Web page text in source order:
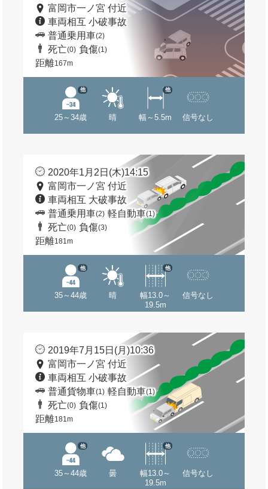
富岡市一ノ宮 付近
車両相互 小破事故
普通乗用車(2)
死亡(0) 負傷(1)
距離167m
25～34歳
他
晴 幅～5.5m
他
信号なし
2020年1月2日(木)14:15
富岡市一ノ宮 付近
車両相互 大破事故
普通乗用車(2) 軽自動車(1)
死亡(0) 負傷(3)
距離181m
35～44歳
他
晴
幅13.0～
19.5m
他
信号なし
2019年7月15日(月)10:36
富岡市一ノ宮 付近
車両相互 小破事故
普通貨物車(1) 軽自動車(1)
死亡(0) 負傷(1)
距離181m
35～44歳
他
曇
幅13.0～
19.5m
他
信号なし